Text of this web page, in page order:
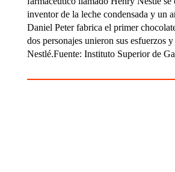
inventor de la leche condensada y un
Daniel Peter fabrica el primer
dos personajes unieron sus esfuerzos
Nestlé.Fuente: Instituto Superior de